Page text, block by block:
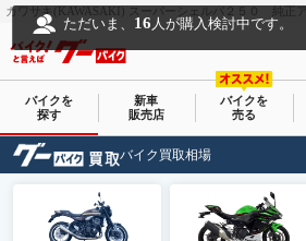
ただいま、 16 人が購入検討中です。
バイクを
探す
新車
販売店
バイクを
売る
バイク買取相場